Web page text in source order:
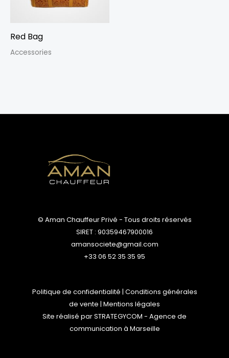
Red Bag
Accessories
© Aman Chauffeur Privé - Tous droits réservés
SIRET : 90359467900016
amansociete@gmail.com
+33 06 52 35 35 95
Politique de confidentialité | Conditions générales
de vente | Mentions légales
Site réalisé parSTRATEGYCOM - Agence de
communication à Marseille